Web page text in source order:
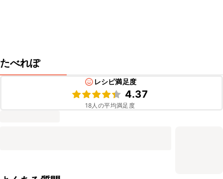
たべれぽ
レシピ満足度
4.37
18人の平均満足度